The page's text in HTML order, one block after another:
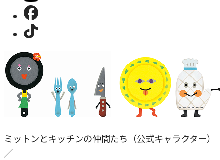
ミットンとキッチンの仲間たち（公式キャラクター）
／